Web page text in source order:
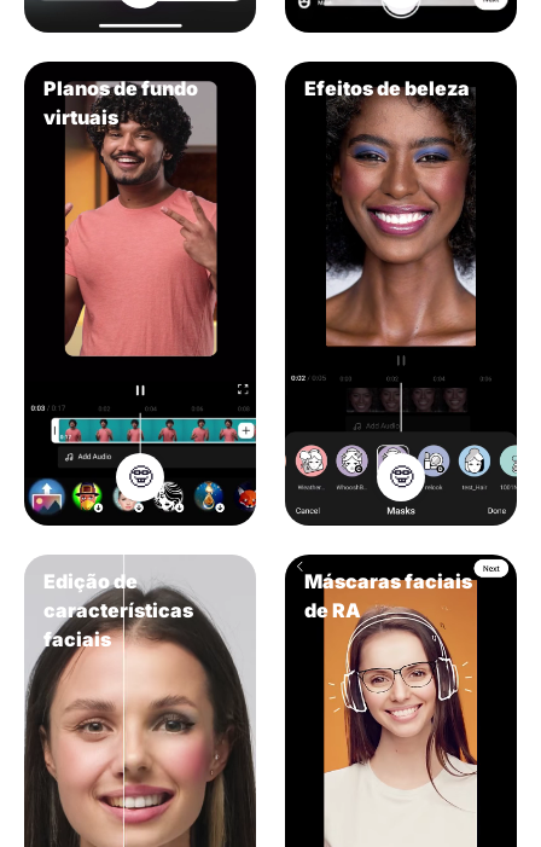
Planos de fundo
virtuais
🤓
Efeitos de beleza
🤓
Edição de
características
faciais
Máscaras faciais
de RA